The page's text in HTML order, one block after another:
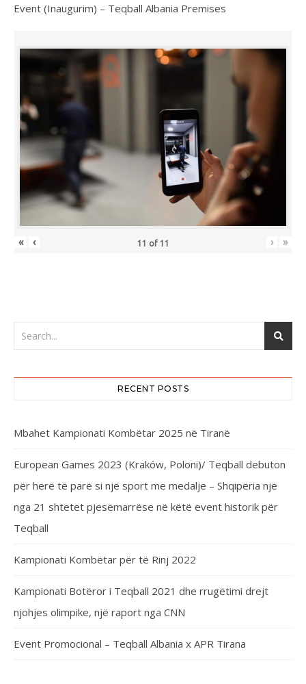
Event (Inaugurim) – Teqball Albania Premises
« ‹ 11 of 11 › »
RECENT POSTS
Mbahet Kampionati Kombëtar 2025 në Tiranë
European Games 2023 (Kraków, Poloni)/ Teqball debuton
për herë të parë si një sport me medalje – Shqipëria një
nga 21 shtetet pjesëmarrëse në këtë event historik për
Teqball
Kampionati Kombëtar për të Rinj 2022
Kampionati Botëror i Teqball 2021 dhe rrugëtimi drejt
njohjes olimpike, një raport nga CNN
Event Promocional – Teqball Albania x APR Tirana